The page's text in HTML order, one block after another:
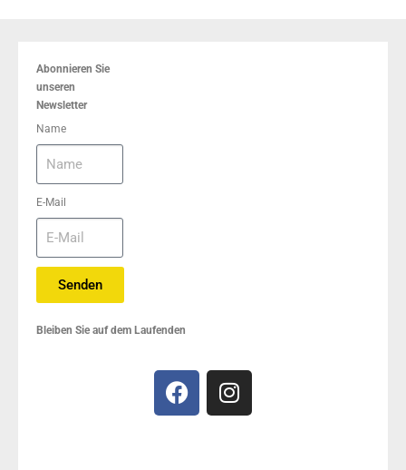
Abonnieren Sie
unseren
Newsletter
Name
E-Mail
Senden
Bleiben Sie auf dem Laufenden